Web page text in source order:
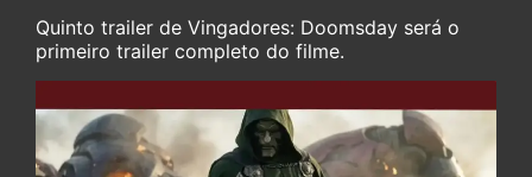
Quinto trailer de Vingadores: Doomsday será o
primeiro trailer completo do filme.